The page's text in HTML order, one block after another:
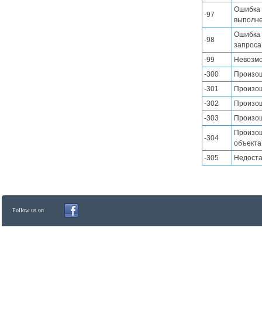
-97
Ошибка
-98
Ошибка
-99
-300
-301
-302
-303
-304
-305
Follow us on